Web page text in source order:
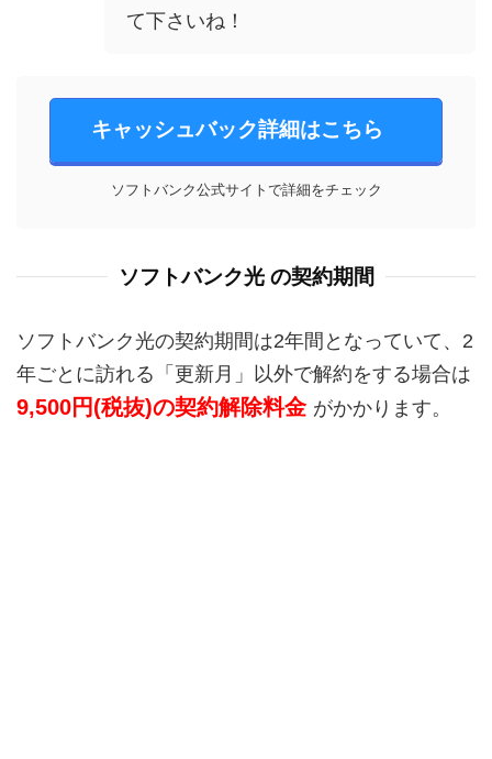
て下さいね！
キャッシュバック詳細はこちら
ソフトバンク公式サイトで詳細をチェック
ソフトバンク光 の契約期間
ソフトバンク光の契約期間は2年間となっていて、2
年ごとに訪れる「更新月」以外で解約をする場合は
9,500円(税抜)の契約解除料金 がかかります。